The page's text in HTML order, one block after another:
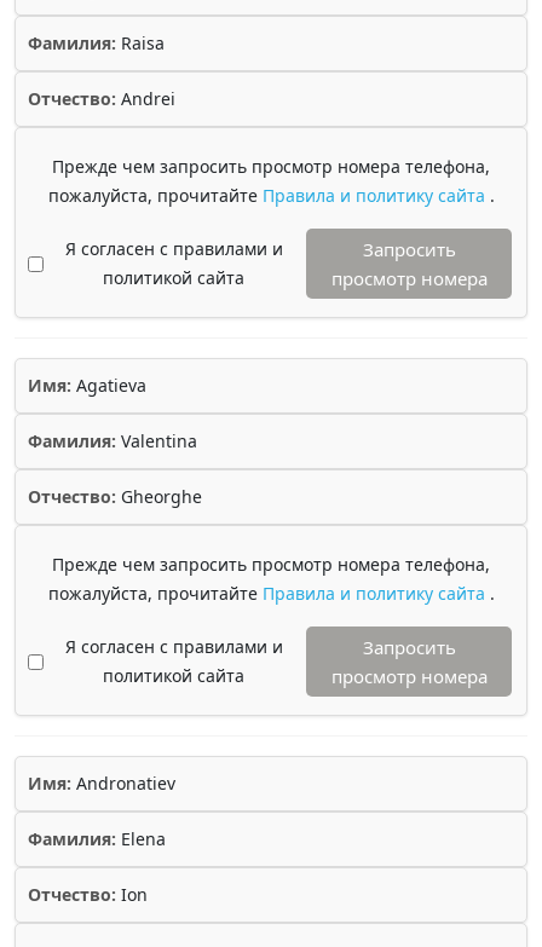
Фамилия: Raisa
Отчество: Andrei
Прежде чем запросить просмотр номера телефона,
пожалуйста, прочитайте Правила и политику сайта .
Я согласен с правилами и
политикой сайта
Запросить
просмотр номера
Имя: Agatieva
Фамилия: Valentina
Отчество: Gheorghe
Прежде чем запросить просмотр номера телефона,
пожалуйста, прочитайте Правила и политику сайта .
Я согласен с правилами и
политикой сайта
Запросить
просмотр номера
Имя: Andronatiev
Фамилия: Elena
Отчество: Ion